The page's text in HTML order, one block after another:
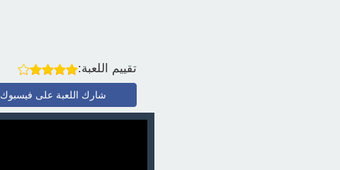
تقييم اللعبة:
شارك اللعبة على فيسبوك